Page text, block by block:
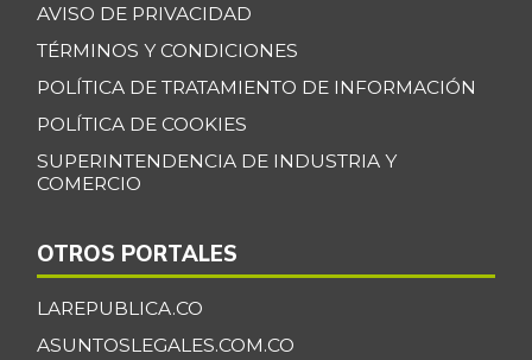
AVISO DE PRIVACIDAD
TÉRMINOS Y CONDICIONES
POLÍTICA DE TRATAMIENTO DE INFORMACIÓN
POLÍTICA DE COOKIES
SUPERINTENDENCIA DE INDUSTRIA Y
COMERCIO
OTROS PORTALES
LAREPUBLICA.CO
ASUNTOSLEGALES.COM.CO